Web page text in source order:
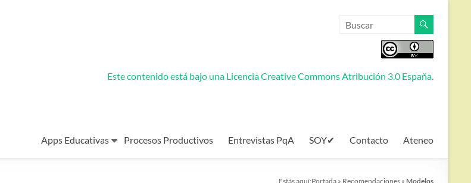
Este contenido está bajo una Licencia Creative Commons Atribución 3.0 España.
Apps Educativas Procesos Productivos Entrevistas PqA SOY✔ Contacto Ateneo
Estás aquí:Portada » Recomendaciones » Modelos